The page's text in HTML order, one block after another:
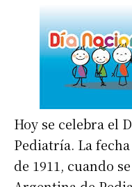
Hoy se celebra el
Pediatría. La
de 1911, cuando